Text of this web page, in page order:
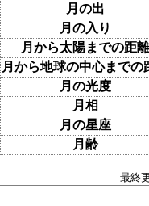
月の出
月の入り
月から太陽までの距離
月から地球の中心までの
月の光度
月相
月の星座
月齢
最終